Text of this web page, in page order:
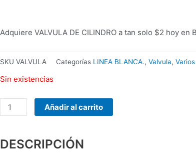
Adquiere VALVULA DE CILINDRO a tan solo $2 hoy
SKU VALVULA Categorías LINEA BLANCA., Valvula, Varios
Sin existencias
cantidad
Añadir al carrito
DESCRIPCIÓN